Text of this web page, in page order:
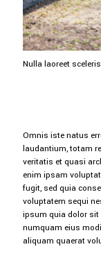
Nulla laoreet
Omnis iste natus
laudantium, totam
veritatis et quasi
enim ipsam
fugit, sed quia
voluptatem sequi
ipsum quia dolor sit
numquam eius
aliquam quaerat